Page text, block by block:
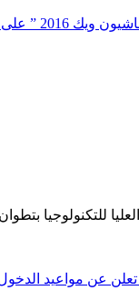
العودة إلى
تعلن عن مواعيد